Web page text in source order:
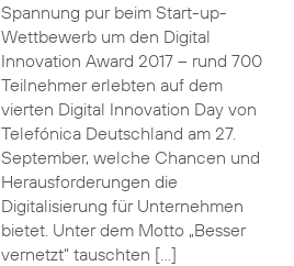
Spannung pur beim Start-up-
Wettbewerb um den Digital
Innovation Award 2017 – rund 700
Teilnehmer erlebten auf dem
vierten Digital Innovation Day von
Telefónica Deutschland am 27.
September, welche Chancen und
Herausforderungen die
Digitalisierung für Unternehmen
bietet. Unter dem Motto „Besser
vernetzt“ tauschten […]